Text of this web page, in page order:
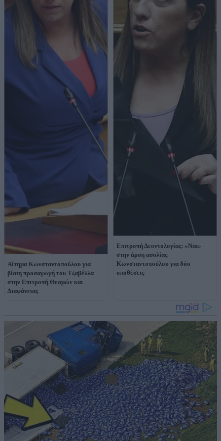
Αίτημα Κωνσταντοπούλου για
βίαιη προσαγωγή του Τζαβέλλα
στην Επιτροπή Θεσμών και
Διαφάνειας
Επιτροπή Δεοντολογίας: «Ναι»
στην άρση ασυλίας
Κωνσταντοπούλου για δύο
υποθέσεις